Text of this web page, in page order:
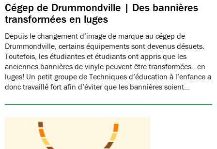
Cégep de Drummondville | Des bannières
transformées en luges
Depuis le changement d’image de marque au cégep de
Drummondville, certains équipements sont devenus désuets.
Toutefois, les étudiantes et étudiants ont appris que les
anciennes bannières de vinyle peuvent être transformées…en
luges! Un petit groupe de Techniques d’éducation à l’enfance a
donc travaillé fort afin d’éviter que les bannières soient…